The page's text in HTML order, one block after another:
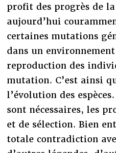
profit des progrès de
aujourd’hui
certaines mutations
dans un
reproduction des
mutation. C’est ainsi
l’évolution des
sont nécessaires, les
et de sélection. Bien
totale contradiction